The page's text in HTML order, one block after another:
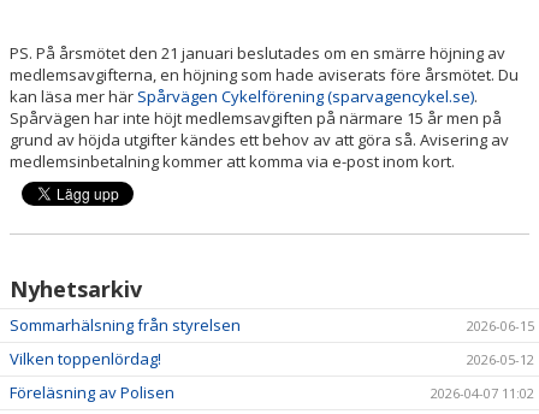
PS. På årsmötet den 21 januari beslutades om en smärre höjning av
medlemsavgifterna, en höjning som hade aviserats före årsmötet. Du
kan läsa mer här Spårvägen Cykelförening (sparvagencykel.se).
Spårvägen har inte höjt medlemsavgiften på närmare 15 år men på
grund av höjda utgifter kändes ett behov av att göra så. Avisering av
medlemsinbetalning kommer att komma via e-post inom kort.
Nyhetsarkiv
Sommarhälsning från styrelsen 2026-06-15
Vilken toppenlördag! 2026-05-12
Föreläsning av Polisen 2026-04-07 11:02